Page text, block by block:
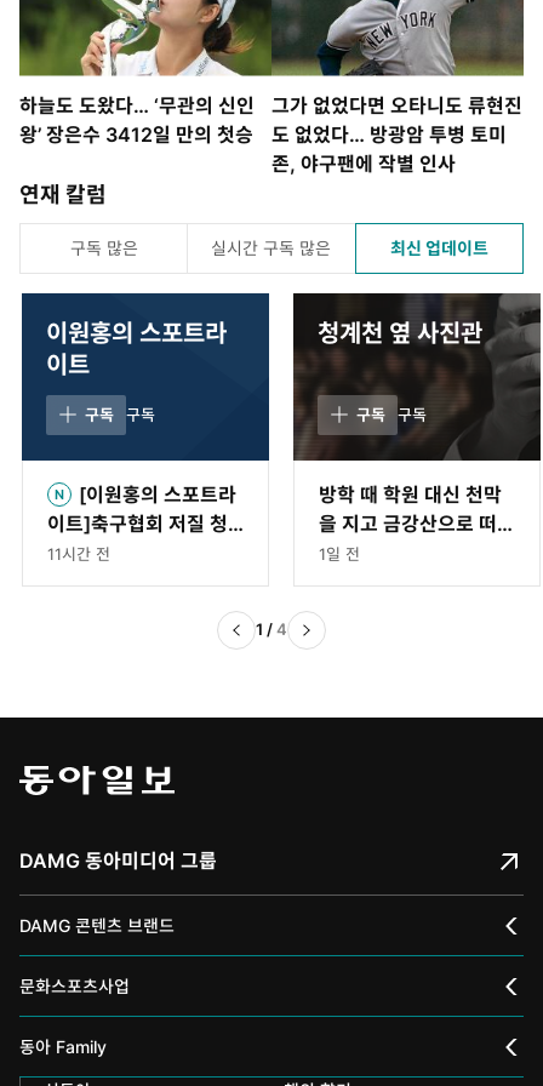
하늘도 도왔다… ‘무관의 신인
왕’ 장은수 3412일 만의 첫승
그가 없었다면 오타니도 류현진
도 없었다… 방광암 투병 토미
존, 야구팬에 작별 인사
연재 칼럼
구독 많은 실시간 구독 많은 최신 업데이트
이원홍의 스포트라
이트
구독 구독
[이원홍의 스포트라
이트]축구협회 저질 청
문회와 경찰 뒷북수사의
‘스포츠세탁’
11시간 전
청계천 옆 사진관
구독 구독
방학 때 학원 대신 천막
을 지고 금강산으로 떠난
소년들[청계천 옆 사진
관]
1일 전
1 /4
DAMG 동아미디어 그룹
DAMG 콘텐츠 브랜드
채널A
스포츠동아
문화스포츠사업
동아 신춘문예
동아 Family